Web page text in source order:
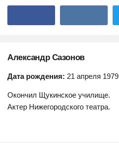
Александр Сазонов
Дата рождения: 21 апреля 1979
Окончил Щукинское училище.
Актер Нижегородского театра.